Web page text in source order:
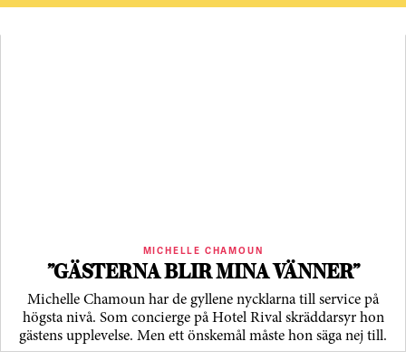
MICHELLE CHAMOUN
”GÄSTERNA BLIR MINA VÄNNER”
Michelle Chamoun har de gyllene nycklarna till service på
högsta nivå. Som concierge på Hotel Rival skräddarsyr hon
gästens upp­levelse. Men ett önskemål måste hon säga nej till.